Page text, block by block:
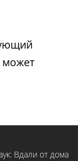
может
Вдали от дома